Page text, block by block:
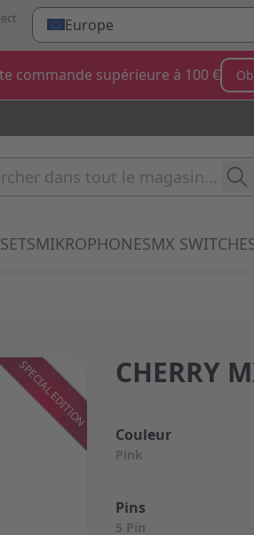
Europe
commande supérieure à 100 €
category
for Souris category
Show submenu for Desktop
MIKROPHONESShow
MX
Rechercher dans tout
CHERRY
SPECIAL EDITION
Couleur
Pink
Pins
5 Pin